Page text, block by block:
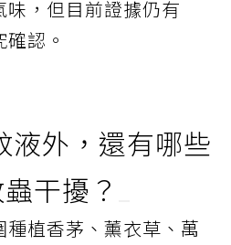
，但目前證據仍有
認。
液外，還有哪些
干擾？
植香茅、薰衣草、萬